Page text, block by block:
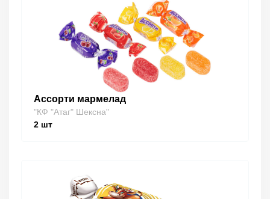
Ассорти мармелад
"КФ "Атаг" Шексна"
2 шт